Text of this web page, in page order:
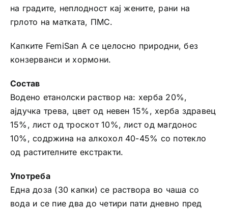
на градите, неплодност кај жените, рани на
грлото на матката, ПМС.
Капките FemiSan A се целосно природни, без
конзерванси и хормони.
Состав
Водено етанолски раствор на: херба 20%,
ајдучка трева, цвет од невен 15%, херба здравец
15%, лист од троскот 10%, лист од магдонос
10%, содржина на алкохол 40-45% со потекло
од растителните екстракти.
Употреба
Една доза (30 капки) се раствора во чаша со
вода и се пие два до четири пати дневно пред